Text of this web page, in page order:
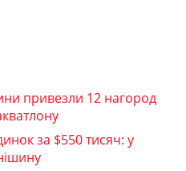
привезли 12 нагород
за $550 тисяч: у